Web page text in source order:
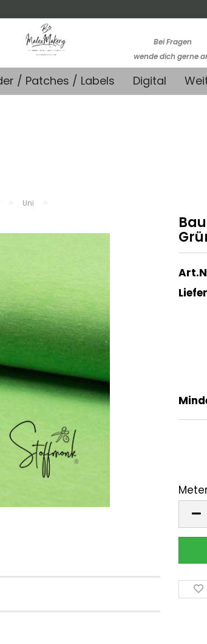
Bei Fragen
wende dich gerne
-Kein telefonischer
/ Patches / Labels Digital
Uni
Meter